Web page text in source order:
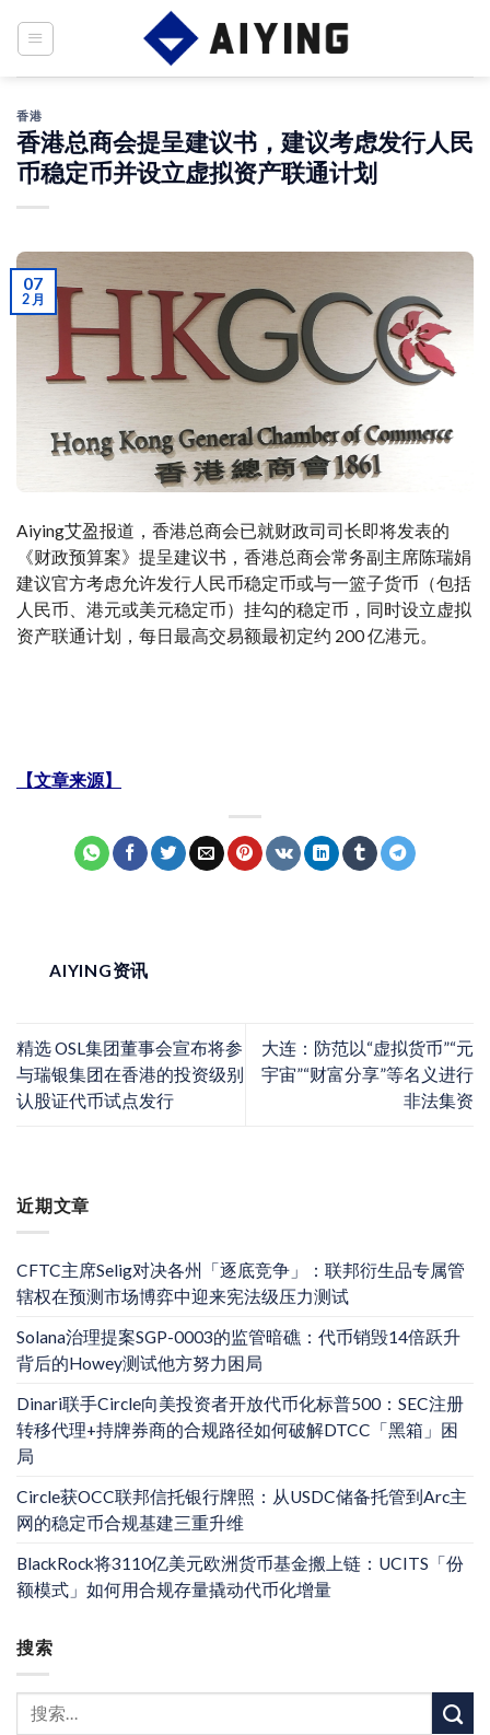
近期文章
CFTC主席Selig对决各州「逐底竞争」：联邦衍生品专属管
辖权在预测市场博弈中迎来宪法级压力测试
Solana治理提案SGP-0003的监管暗礁：代币销毁14倍跃升
背后的Howey测试他方努力困局
Dinari联手Circle向美投资者开放代币化标普500：SEC注册
转移代理+持牌券商的合规路径如何破解DTCC「黑箱」困
局
Circle获OCC联邦信托银行牌照：从USDC储备托管到Arc主
网的稳定币合规基建三重升维
BlackRock将3110亿美元欧洲货币基金搬上链：UCITS「份
额模式」如何用合规存量撬动代币化增量
搜索
香港
香港总商会提呈建议书，建议考虑发行人民
币稳定币并设立虚拟资产联通计划
07
2 月
Aiying艾盈报道，香港总商会已就财政司司长即将发表的
《财政预算案》提呈建议书，香港总商会常务副主席陈瑞娟
建议官方考虑允许发行人民币稳定币或与一篮子货币（包括
人民币、港元或美元稳定币）挂勾的稳定币，同时设立虚拟
资产联通计划，每日最高交易额最初定约 200 亿港元。
【文章来源】
AIYING资讯
精选 OSL集团董事会宣布将参
与瑞银集团在香港的投资级别
认股证代币试点发行
大连：防范以“虚拟货币”“元
宇宙”“财富分享”等名义进行
非法集资